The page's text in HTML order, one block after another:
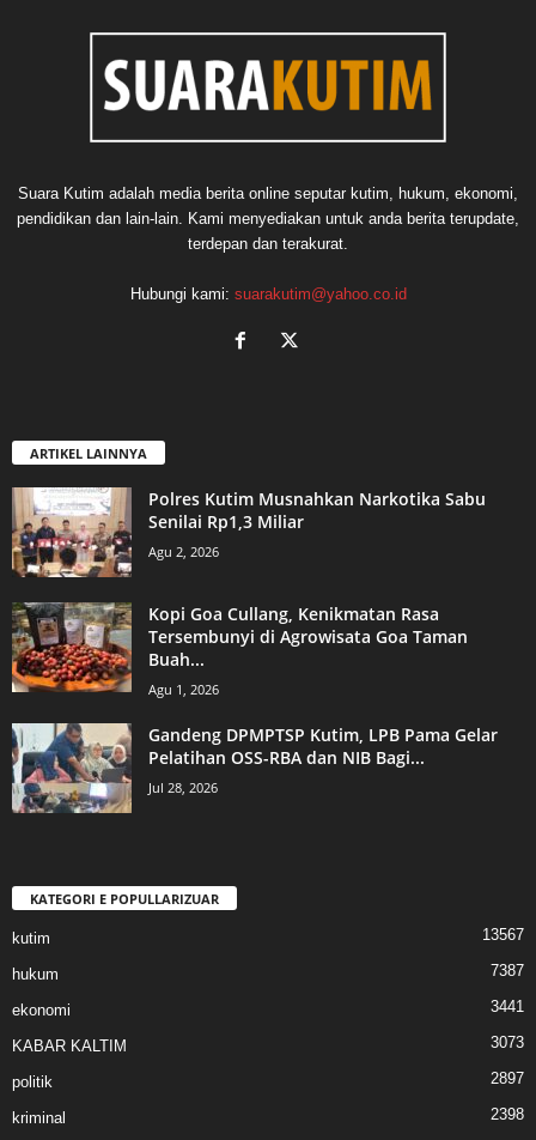
Suara Kutim adalah media berita online seputar kutim, hukum, ekonomi,
pendidikan dan lain-lain. Kami menyediakan untuk anda berita terupdate,
terdepan dan terakurat.
Hubungi kami: suarakutim@yahoo.co.id
ARTIKEL LAINNYA
Polres Kutim Musnahkan Narkotika Sabu
Senilai Rp1,3 Miliar
Agu 2, 2026
Kopi Goa Cullang, Kenikmatan Rasa
Tersembunyi di Agrowisata Goa Taman
Buah...
Agu 1, 2026
Gandeng DPMPTSP Kutim, LPB Pama Gelar
Pelatihan OSS-RBA dan NIB Bagi...
Jul 28, 2026
KATEGORI E POPULLARIZUAR
kutim 13567
hukum 7387
ekonomi 3441
KABAR KALTIM 3073
politik 2897
kriminal 2398